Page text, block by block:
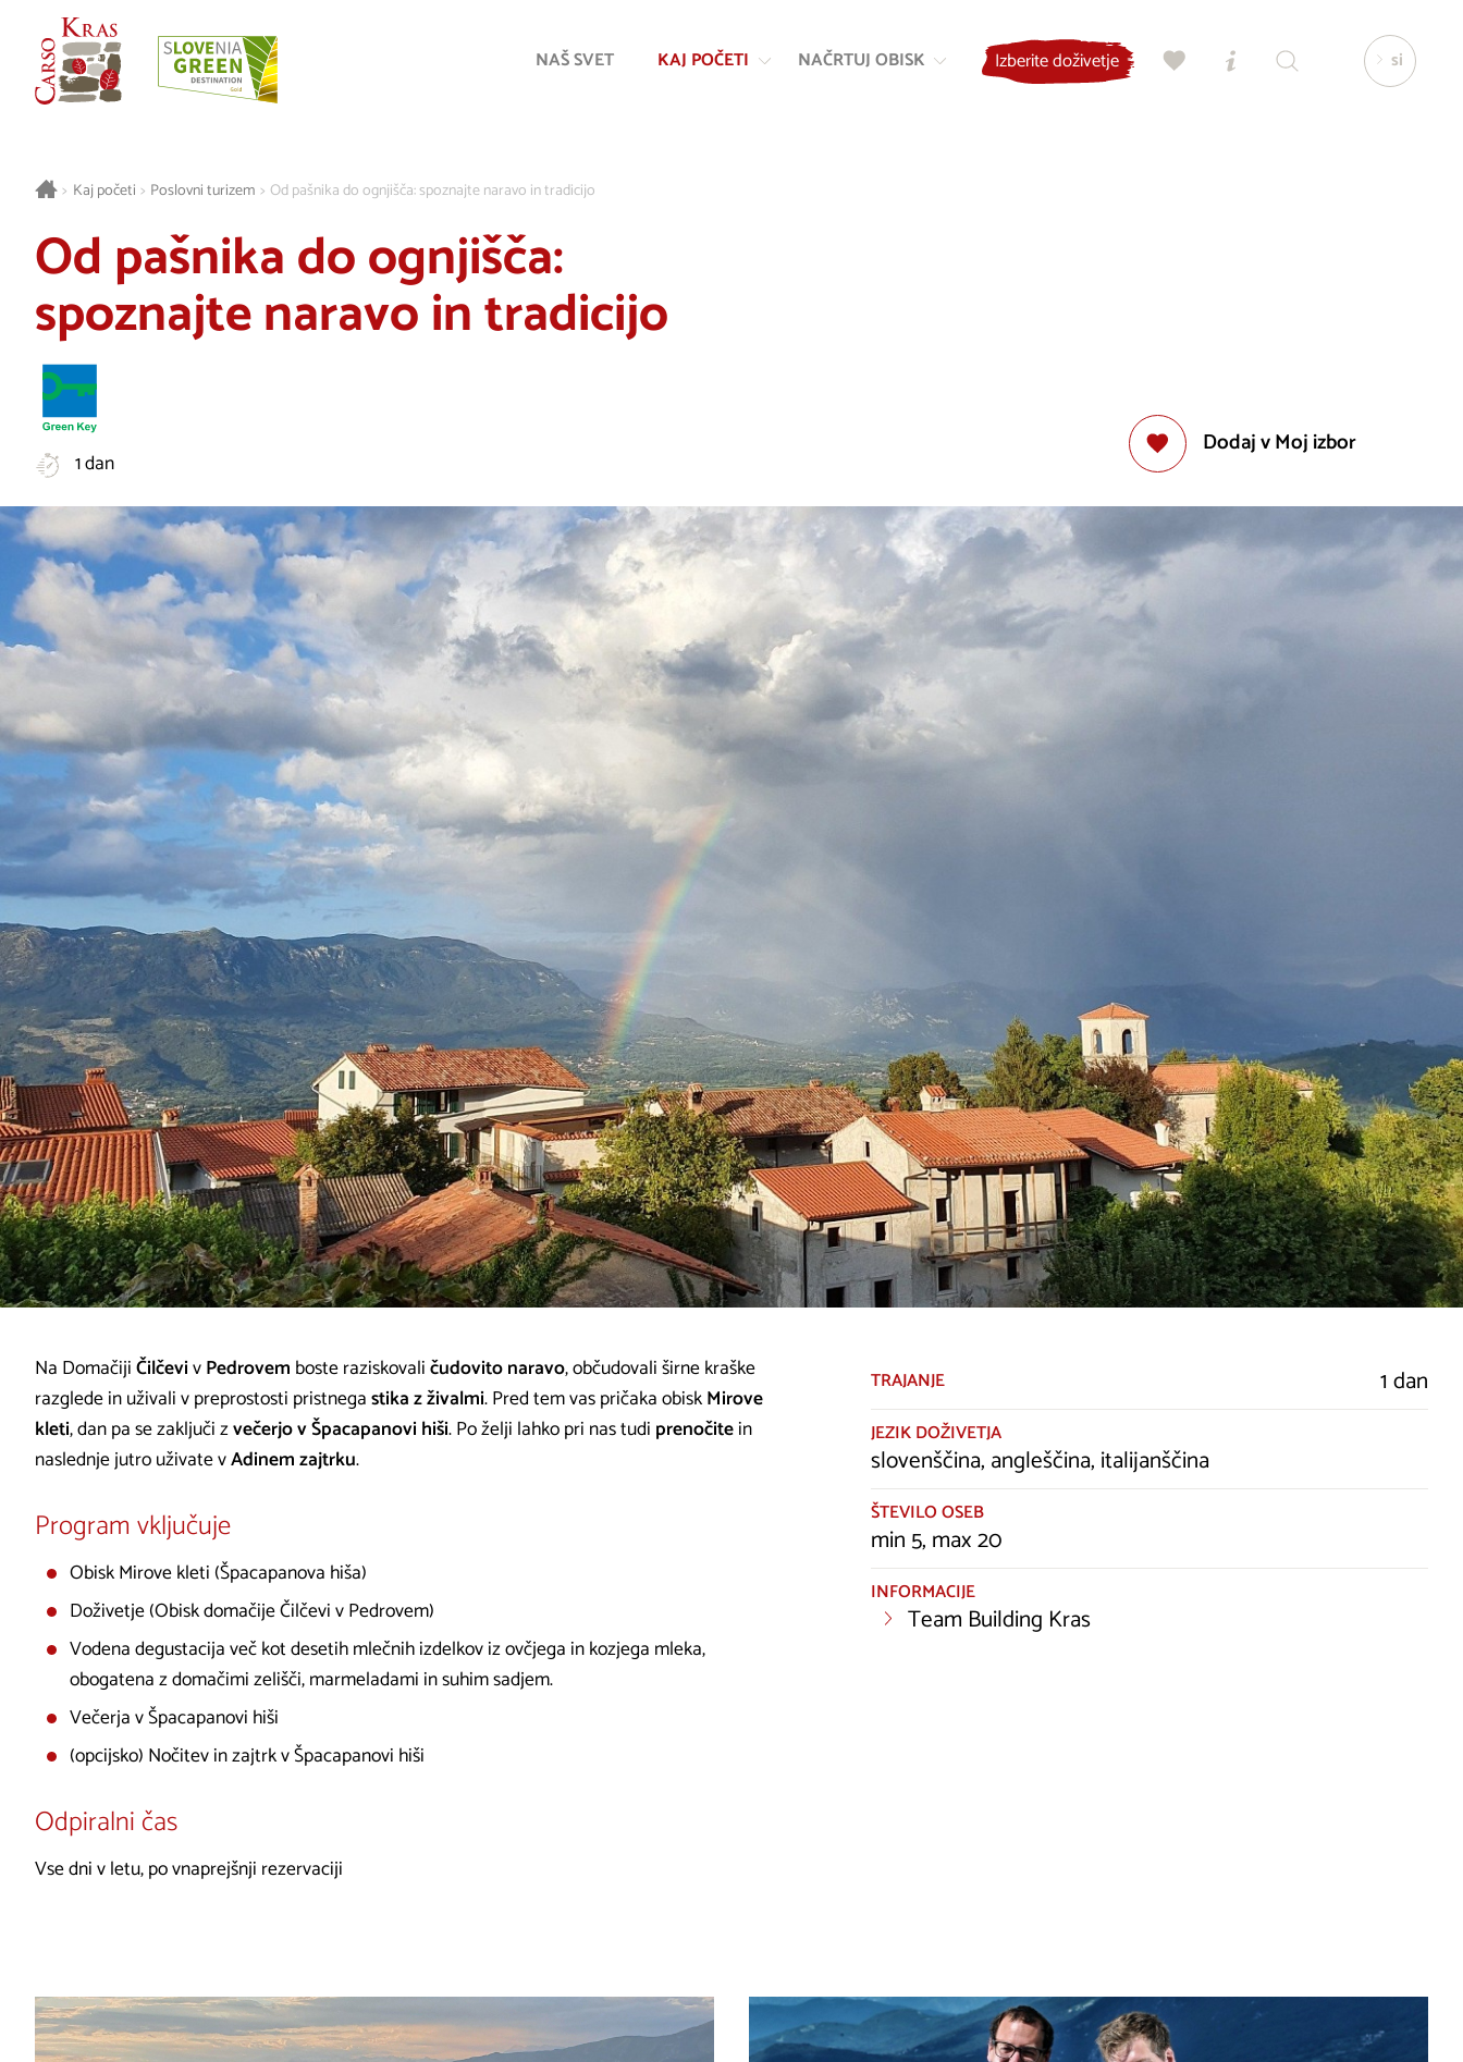
vsebino
NAŠ SVET KAJ POČETI NAČRTUJ OBISK Izberite doživetje si
> Kaj početi > Poslovni turizem > Od pašnika do ognjišča: spoznajte naravo in tradicijo
Od pašnika do ognjišča:
spoznajte naravo in tradicijo
1 dan
Dodaj v Moj izbor
Na DomačijiČilčevivPedrovem boste raziskovaličudovito naravo, občudovali širne kraške
razglede in uživali v preprostosti pristnegastika z živalmi. Pred tem vas pričaka obiskMirove
kleti, dan pa se zaključi zvečerjo v Špacapanovi hiši. Po želji lahko pri nas tudi prenočitein
naslednje jutro uživate vAdinem zajtrku.
Program vključuje
Obisk Mirove kleti (Špacapanova hiša)
Doživetje (Obisk domačije Čilčevi v Pedrovem)
Vodena degustacija več kot desetih mlečnih izdelkov iz ovčjega in kozjega mleka,
obogatena z domačimi zelišči, marmeladami in suhim sadjem.
Večerja v Špacapanovi hiši
(opcijsko) Nočitev in zajtrk v Špacapanovi hiši
Odpiralni čas
Vse dni v letu, po vnaprejšnji rezervaciji
TRAJANJE 1 dan
JEZIK DOŽIVETJA
slovenščina, angleščina, italijanščina
ŠTEVILO OSEB
min 5, max 20
INFORMACIJE
Team Building Kras